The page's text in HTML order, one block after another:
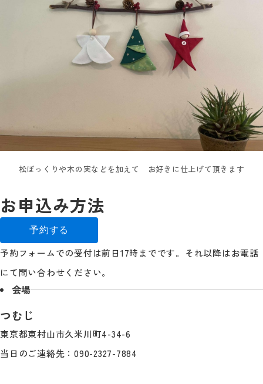
松ぼっくりや木の実などを加えて お好きに仕上げて頂きます
お申込み方法
予約する
予約フォームでの受付は前日17時までです。それ以降はお電話
にて問い合わせください。
会場
つむじ
東京都東村山市久米川町4-34-6
当日のご連絡先：090-2327-7884